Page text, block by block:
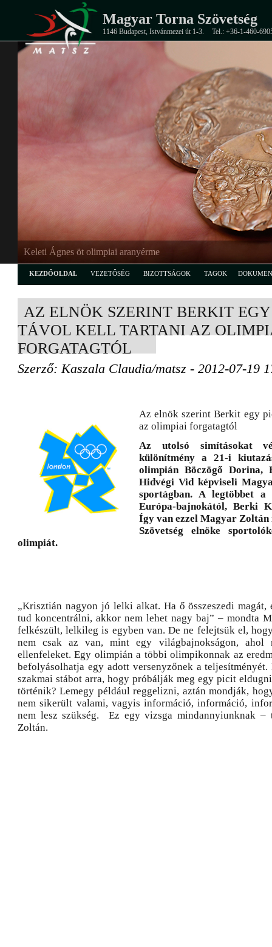
Magyar Torna Szövetség
1146 Budapest, Istvánmezei út 1-3. Tel.: +36-1-460-
Keleti Ágnes öt olimpiai aranyérme
KEZDŐOLDAL VEZETŐSÉG BIZOTTSÁGOK TAGOK
AZ ELNÖK SZERINT BERKIT
TÁVOL KELL TARTANI AZ
FORGATAGTÓL
Szerző: Kaszala Claudia/matsz - 2012-07-19
Az elnök szerint Berkit egy
az olimpiai forgatagtól
Az utolsó simításokat
különítmény a 21-i
olimpián Böczögő Dorina,
Hidvégi Vid képviseli
sportágban. A legtöbbet a
Európa-bajnokától, Berki
Így van ezzel Magyar Zoltán
Szövetség elnöke
olimpiát.
„Krisztián nagyon jó lelki alkat. Ha ő összeszedi magát,
tud koncentrálni, akkor nem lehet nagy baj” – mondta
felkészült, lelkileg is egyben van. De ne felejtsük el,
nem csak az van, mint egy világbajnokságon,
ellenfeleket. Egy olimpián a többi olimpikonnak az
befolyásolhatja egy adott versenyzőnek a teljesítményét.
szakmai stábot arra, hogy próbálják meg egy picit
történik? Lemegy például reggelizni, aztán mondják,
nem sikerült valami, vagyis információ, információ,
nem lesz szükség. Ez egy vizsga mindannyiunknak –
Zoltán.